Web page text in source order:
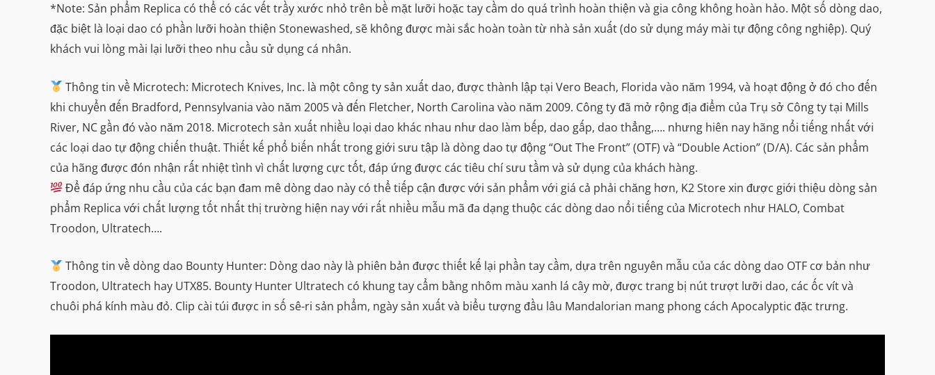
*Note: Sản phẩm Replica có thể có các vết trầy xước nhỏ trên bề mặt lưỡi hoặc tay cầm do quá trình hoàn thiện và gia công không hoàn hảo. Một số dòng dao,
đặc biệt là loại dao có phần lưỡi hoàn thiện Stonewashed, sẽ không được mài sắc hoàn toàn từ nhà sản xuất (do sử dụng máy mài tự động công nghiệp). Quý
khách vui lòng mài lại lưỡi theo nhu cầu sử dụng cá nhân.
Thông tin về Microtech: Microtech Knives, Inc. là một công ty sản xuất dao, được thành lập tại Vero Beach, Florida vào năm 1994, và hoạt động ở đó cho đến
khi chuyển đến Bradford, Pennsylvania vào năm 2005 và đến Fletcher, North Carolina vào năm 2009. Công ty đã mở rộng địa điểm của Trụ sở Công ty tại Mills
River, NC gần đó vào năm 2018. Microtech sản xuất nhiều loại dao khác nhau như dao làm bếp, dao gấp, dao thẳng,…. nhưng hiên nay hãng nổi tiếng nhất với
các loại dao tự động chiến thuật. Thiết kế phổ biến nhất trong giới sưu tập là dòng dao tự động “Out The Front” (OTF) và “Double Action” (D/A). Các sản phẩm
của hãng được đón nhận rất nhiệt tình vì chất lượng cực tốt, đáp ứng được các tiêu chí sưu tầm và sử dụng của khách hàng.
Để đáp ứng nhu cầu của các bạn đam mê dòng dao này có thể tiếp cận được với sản phẩm với giá cả phải chăng hơn, K2 Store xin được giới thiệu dòng sản
phẩm Replica với chất lượng tốt nhất thị trường hiện nay với rất nhiều mẫu mã đa dạng thuộc các dòng dao nổi tiếng của Microtech như HALO, Combat
Troodon, Ultratech….
Thông tin về dòng dao Bounty Hunter: Dòng dao này là phiên bản được thiết kế lại phần tay cầm, dựa trên nguyên mẫu của các dòng dao OTF cơ bản như
Troodon, Ultratech hay UTX85. Bounty Hunter Ultratech có khung tay cẩm bằng nhôm màu xanh lá cây mờ, được trang bị nút trượt lưỡi dao, các ốc vít và
chuôi phá kính màu đỏ. Clip cài túi được in số sê-ri sản phẩm, ngày sản xuất và biểu tượng đầu lâu Mandalorian mang phong cách Apocalyptic đặc trưng.